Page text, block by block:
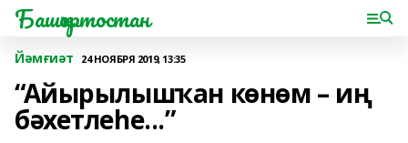
Башҡортостан
Йәмғиәт 24 НОЯБРЯ 2019, 13:35
“Айырылышҡан көнөм – иң
бәхетлеһе...”